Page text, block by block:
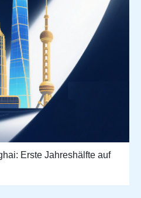
Erste Jahreshälfte auf